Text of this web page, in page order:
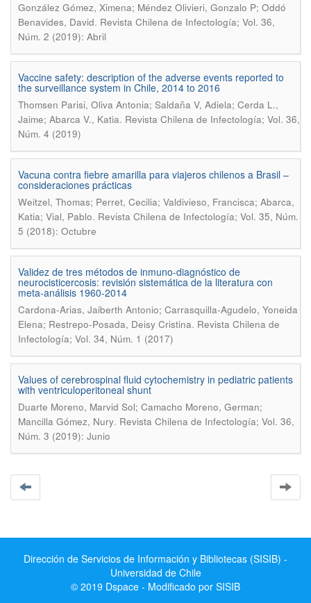
González Gómez, Ximena; Méndez Olivieri, Gonzalo P; Oddó
Benavides, David. Revista Chilena de Infectología; Vol. 36,
Núm. 2 (2019): Abril
Vaccine safety: description of the adverse events reported to
the surveillance system in Chile, 2014 to 2016
Thomsen Parisi, Oliva Antonia; Saldaña V, Adiela; Cerda L.,
Jaime; Abarca V., Katia. Revista Chilena de Infectología; Vol. 36,
Núm. 4 (2019)
Vacuna contra fiebre amarilla para viajeros chilenos a Brasil –
consideraciones prácticas
Weitzel, Thomas; Perret, Cecilia; Valdivieso, Francisca; Abarca,
Katia; Vial, Pablo. Revista Chilena de Infectología; Vol. 35, Núm.
5 (2018): Octubre
Validez de tres métodos de inmuno-diagnóstico de
neurocisticercosis: revisión sistemática de la literatura con
meta-análisis 1960-2014
Cardona-Arias, Jaiberth Antonio; Carrasquilla-Agudelo, Yoneida
Elena; Restrepo-Posada, Deisy Cristina. Revista Chilena de
Infectología; Vol. 34, Núm. 1 (2017)
Values of cerebrospinal fluid cytochemistry in pediatric patients
with ventriculoperitoneal shunt
Duarte Moreno, Marvid Sol; Camacho Moreno, German;
Mancilla Gómez, Nury. Revista Chilena de Infectología; Vol. 36,
Núm. 3 (2019): Junio
Dirección de Servicios de Información y Bibliotecas (SISIB) -
Universidad de Chile
© 2019 Dspace - Modificado por SISIB